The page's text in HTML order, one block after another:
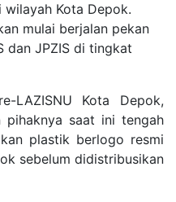
Kota Depok.
mulai berjalan pekan
dan JPZIS di tingkat
LAZISNU Kota Depok,
pihaknya saat ini tengah
plastik berlogo resmi
sebelum didistribusikan